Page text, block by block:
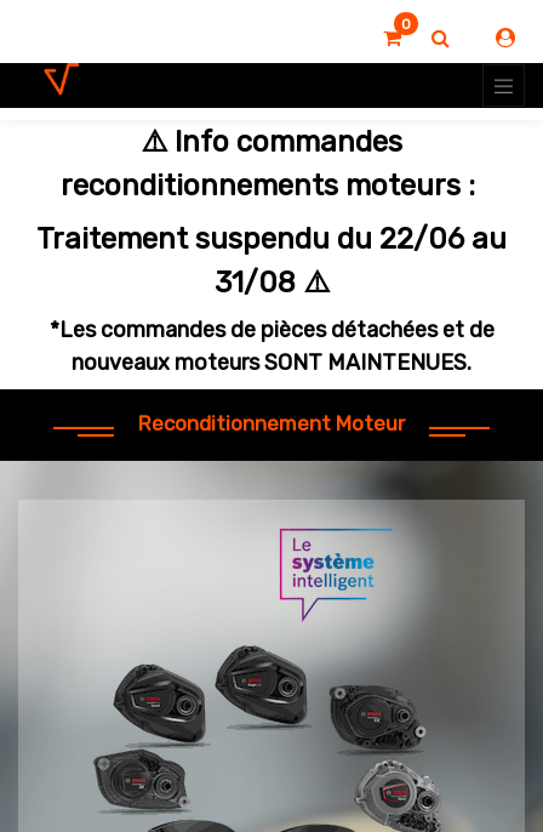
0
⚠️ Info commandes
reconditionnements moteurs :
Traitement suspendu du 22/06 au
31/08 ⚠️
*Les commandes de pièces détachées et de
nouveaux moteurs SONT MAINTENUES.
Reconditionnement Moteur